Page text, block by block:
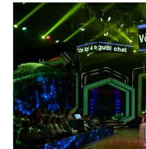
Thị trường
Tư vấn
Lịch phát sóng
Chuyên mục khác
Emagazine